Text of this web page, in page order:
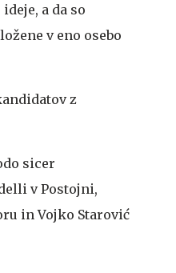
a da so
v eno osebo
z
sicer
v Postojni,
in Vojko Starović